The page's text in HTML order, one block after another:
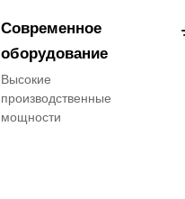
Современное
оборудование
Высокие
производственные
мощности